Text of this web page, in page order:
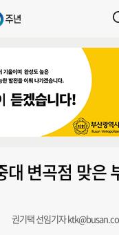
대 변곡점 맞은
권기택 선임기자